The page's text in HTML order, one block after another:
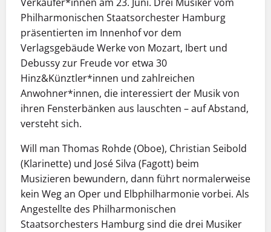
Philharmonischen Staatsorchester Hamburg
präsentierten im Innenhof vor dem
Verlagsgebäude Werke von Mozart, Ibert und
Debussy zur Freude vor etwa 30
Hinz&Künztler*innen und zahlreichen
Anwohner*innen, die interessiert der Musik von
ihren Fensterbänken aus lauschten – auf Abstand,
versteht sich.
Will man Thomas Rohde (Oboe), Christian Seibold
(Klarinette) und José Silva (Fagott) beim
Musizieren bewundern, dann führt normalerweise
kein Weg an Oper und Elbphilharmonie vorbei. Als
Angestellte des Philharmonischen
Staatsorchesters Hamburg sind die drei Musiker